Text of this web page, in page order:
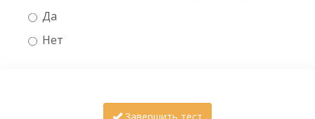
Да
Нет
Завершить тест